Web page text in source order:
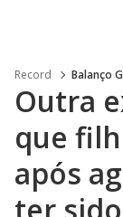
Record Balanço
Outra
que
após